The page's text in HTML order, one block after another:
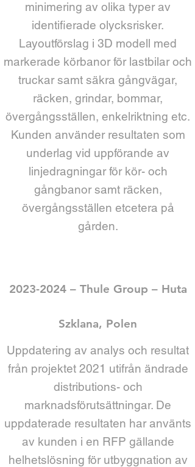
minimering av olika typer av
identifierade olycksrisker.
Layoutförslag i 3D modell med
markerade körbanor för lastbilar och
truckar samt säkra gångvägar,
räcken, grindar, bommar,
övergångsställen, enkelriktning etc.
Kunden använder resultaten som
underlag vid uppförande av
linjedragningar för kör- och
gångbanor samt räcken,
övergångsställen etcetera på
gården.
2023-2024– Thule Group – Huta
Szklana, Polen
Uppdatering av analys och resultat
från projektet 2021 utifrån ändrade
distributions- och
marknadsförutsättningar. De
uppdaterade resultaten har använts
av kunden i en RFP gällande
helhetslösning för utbyggnation av